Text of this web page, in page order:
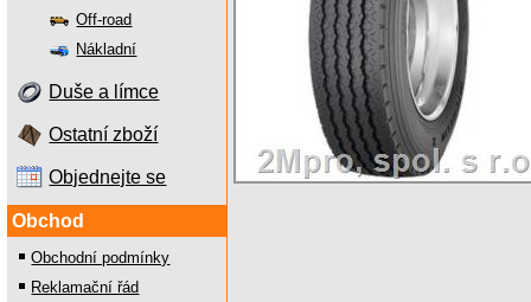
Off-road
Nákladní
Duše a límce
Ostatní zboží
Objednejte se
Obchod
Obchodní podmínky
Reklamační řád